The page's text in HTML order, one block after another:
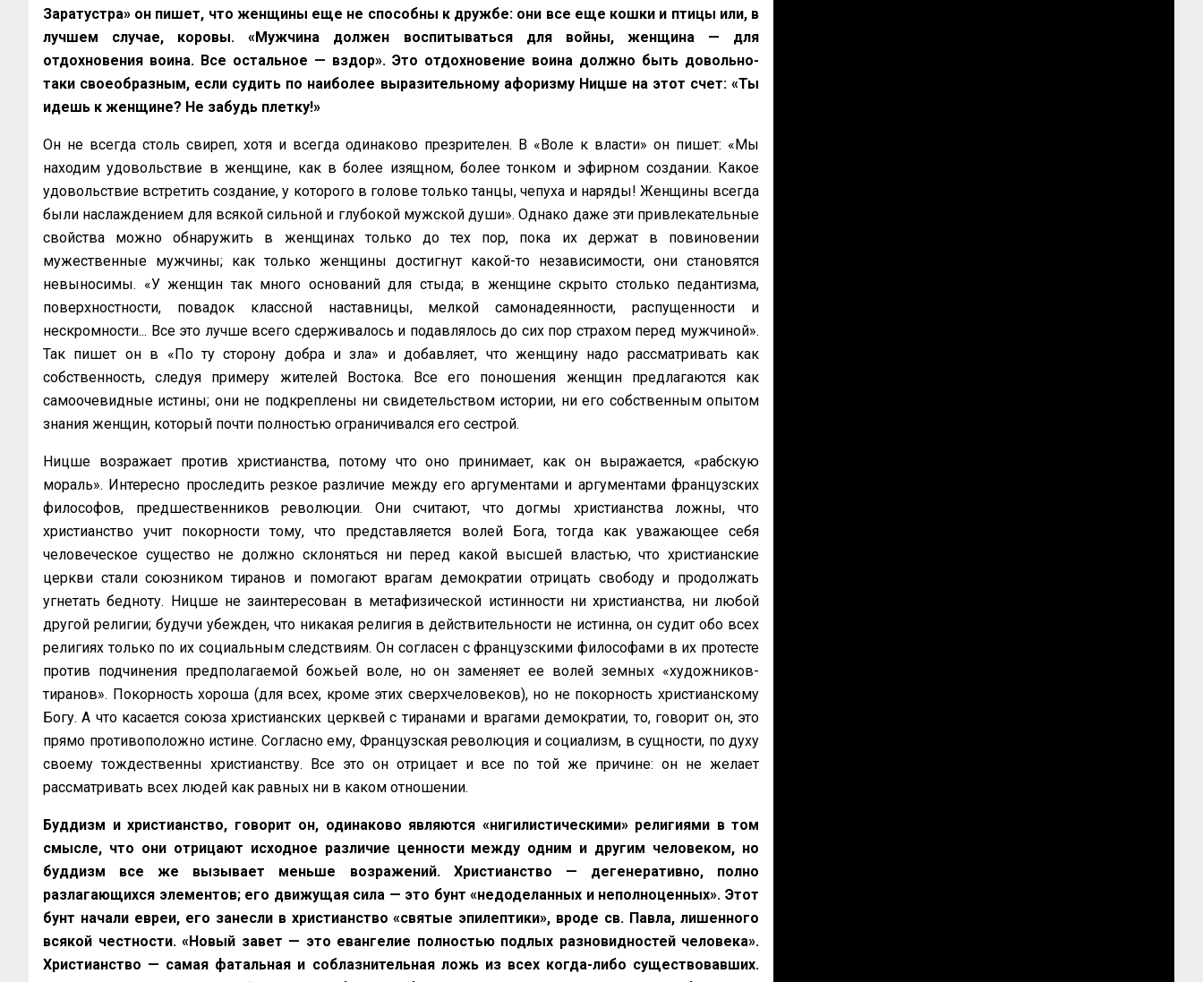
Заратустра» он пишет, что женщины еще не способны к дружбе: они все еще кошки и птицы или, в
лучшем случае, коровы. «Мужчина должен воспитываться для войны, женщина — для
отдохновения воина. Все остальное — вздор». Это отдохновение воина должно быть довольно-
таки своеобразным, если судить по наиболее выразительному афоризму Ницше на этот счет: «Ты
идешь к женщине? Не забудь плетку!»
Он не всегда столь свиреп, хотя и всегда одинаково презрителен. В «Воле к власти» он пишет: «Мы
находим удовольствие в женщине, как в более изящном, более тонком и эфирном создании. Какое
удовольствие встретить создание, у которого в голове только танцы, чепуха и наряды! Женщины всегда
были наслаждением для всякой сильной и глубокой мужской души». Однако даже эти привлекательные
свойства можно обнаружить в женщинах только до тех пор, пока их держат в повиновении
мужественные мужчины; как только женщины достигнут какой-то независимости, они становятся
невыносимы. «У женщин так много оснований для стыда; в женщине скрыто столько педантизма,
поверхностности, повадок классной наставницы, мелкой самонадеянности, распущенности и
нескромности... Все это лучше всего сдерживалось и подавлялось до сих пор страхом перед мужчиной».
Так пишет он в «По ту сторону добра и зла» и добавляет, что женщину надо рассматривать как
собственность, следуя примеру жителей Востока. Все его поношения женщин предлагаются как
самоочевидные истины; они не подкреплены ни свидетельством истории, ни его собственным опытом
знания женщин, который почти полностью ограничивался его сестрой.
Ницше возражает против христианства, потому что оно принимает, как он выражается, «рабскую
мораль». Интересно проследить резкое различие между его аргументами и аргументами французских
философов, предшественников революции. Они считают, что догмы христианства ложны, что
христианство учит покорности тому, что представляется волей Бога, тогда как уважающее себя
человеческое существо не должно склоняться ни перед какой высшей властью, что христианские
церкви стали союзником тиранов и помогают врагам демократии отрицать свободу и продолжать
угнетать бедноту. Ницше не заинтересован в метафизической истинности ни христианства, ни любой
другой религии; будучи убежден, что никакая религия в действительности не истинна, он судит обо всех
религиях только по их социальным следствиям. Он согласен с французскими философами в их протесте
против подчинения предполагаемой божьей воле, но он заменяет ее волей земных «художников-
тиранов». Покорность хороша (для всех, кроме этих сверхчеловеков), но не покорность христианскому
Богу. А что касается союза христианских церквей с тиранами и врагами демократии, то, говорит он, это
прямо противоположно истине. Согласно ему, Французская революция и социализм, в сущности, по духу
своему тождественны христианству. Все это он отрицает и все по той же причине: он не желает
рассматривать всех людей как равных ни в каком отношении.
Буддизм и христианство, говорит он, одинаково являются «нигилистическими» религиями в том
смысле, что они отрицают исходное различие ценности между одним и другим человеком, но
буддизм все же вызывает меньше возражений. Христианство — дегенеративно, полно
разлагающихся элементов; его движущая сила — это бунт «недоделанных и неполноценных». Этот
бунт начали евреи, его занесли в христианство «святые эпилептики», вроде св. Павла, лишенного
всякой честности. «Новый завет — это евангелие полностью подлых разновидностей человека».
Христианство — самая фатальная и соблазнительная ложь из всех когда-либо существовавших.